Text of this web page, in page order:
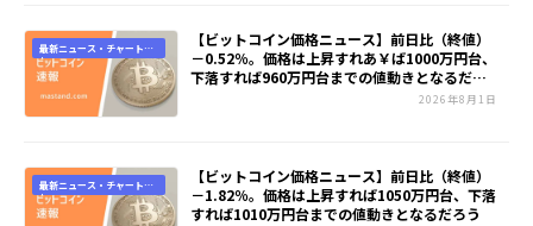
最新ニュース・チャート速
報
【ビットコイン価格ニュース】前日比（終値）
－0.52％。価格は上昇すれあ￥ば1000万円台、
下落すれば960万円台までの値動きとなるだろ
2026年8月1日
最新ニュース・チャート速
報
【ビットコイン価格ニュース】前日比（終値）
－1.82％。価格は上昇すれば1050万円台、下落
すれば1010万円台までの値動きとなるだろう